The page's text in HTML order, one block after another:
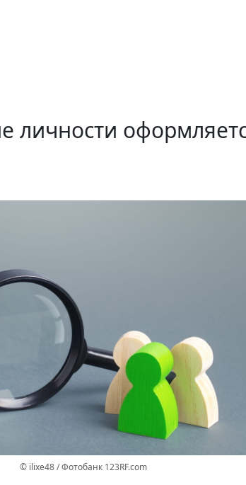
личности
© ilixe48 / Фотобанк 123RF.com